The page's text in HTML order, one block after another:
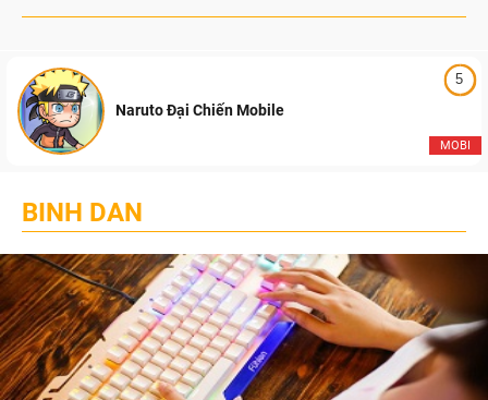
5
MOBI
Naruto Đại Chiến Mobile
BINH DAN